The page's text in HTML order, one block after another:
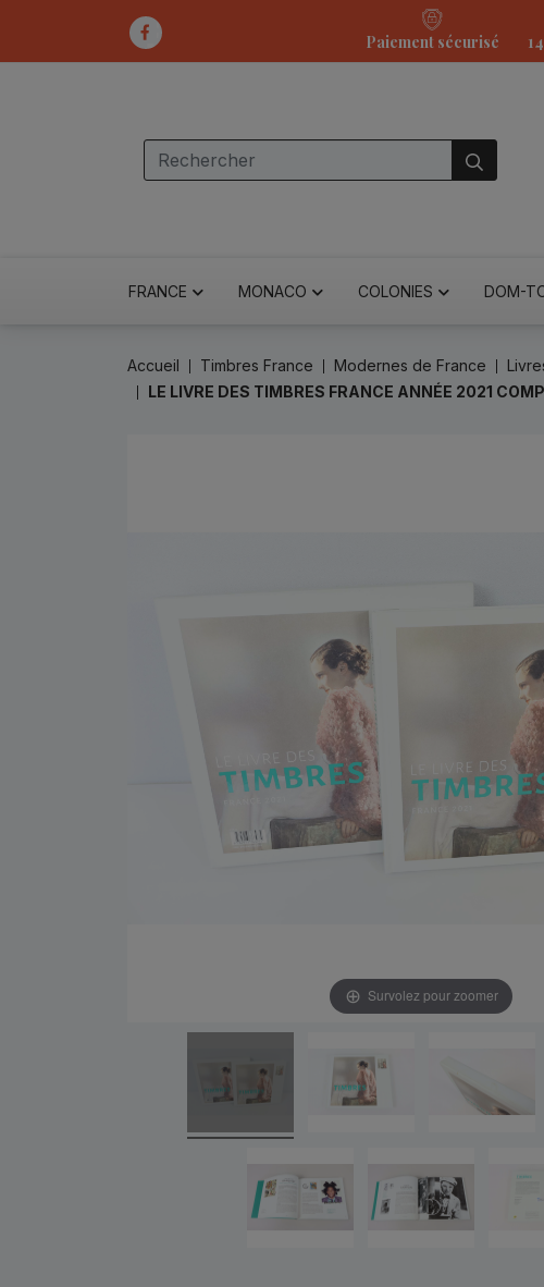
Paiement sécurisé
FRANCE MONACO COLONIES DOM-
Accueil Timbres France Modernes de France
LE LIVRE DES TIMBRES FRANCE ANNÉE 2021
Survolez pour zoomer